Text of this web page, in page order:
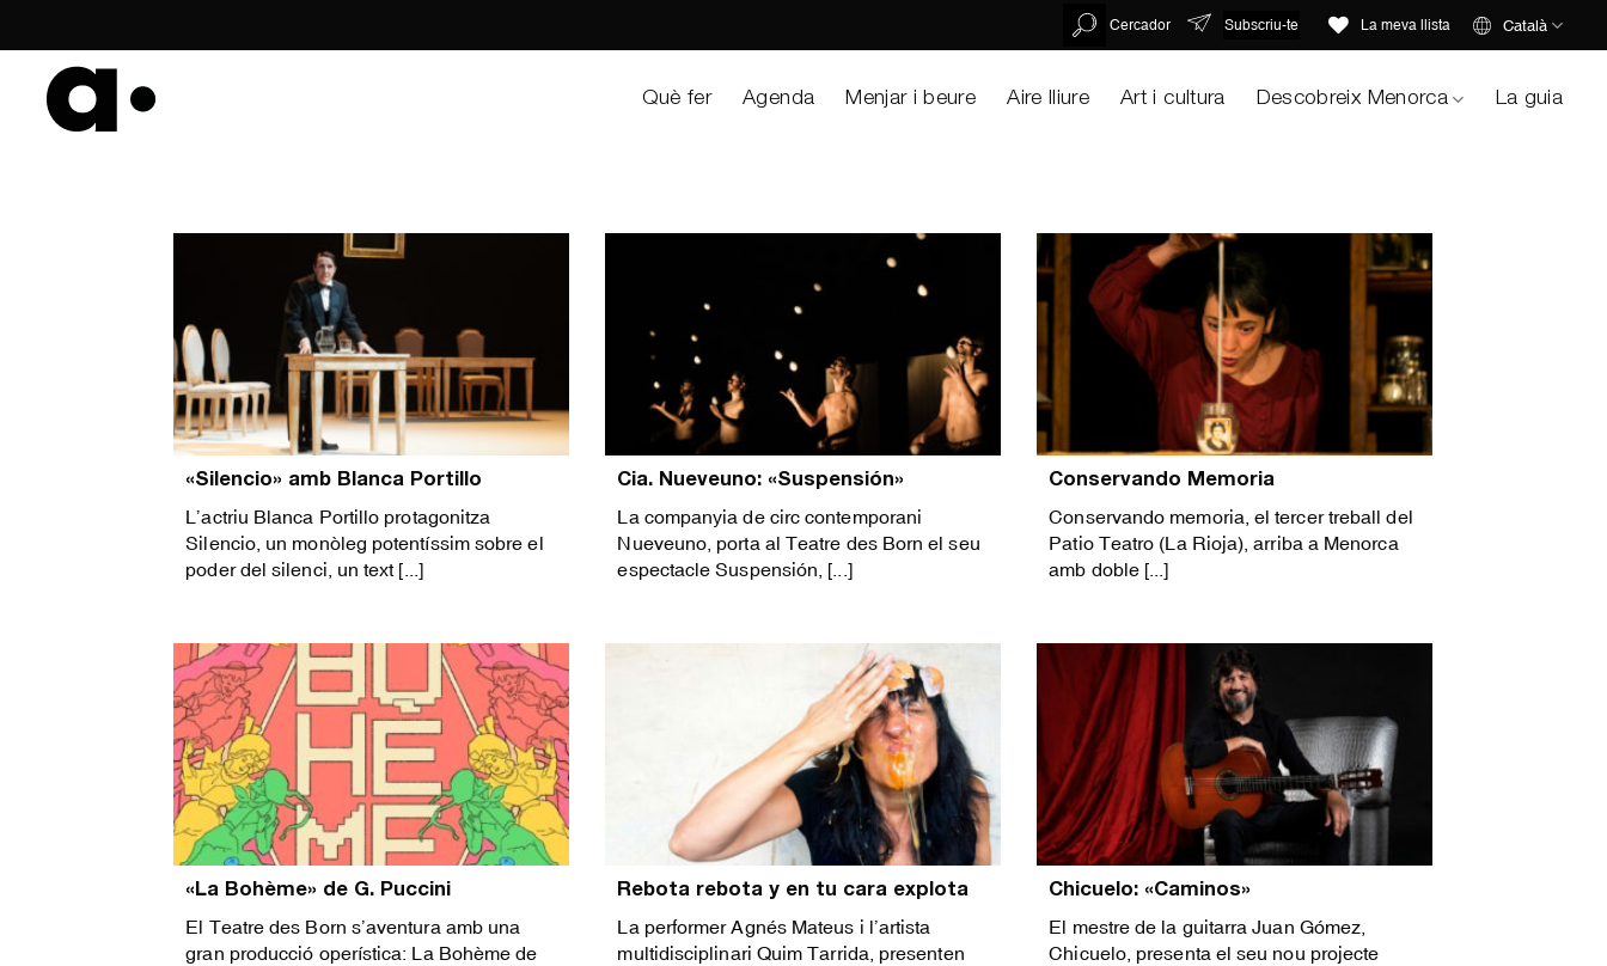
content
Cercador Subscriu-te La meva llista Català
Què fer Agenda Menjar i beure Aire lliure Art i cultura Descobreix Menorca La guia
«Silencio» amb Blanca Portillo
L’actriu Blanca Portillo protagonitza
Silencio, un monòleg potentíssim sobre el
poder del silenci, un text [...]
Cia. Nueveuno: «Suspensión»
La companyia de circ contemporani
Nueveuno, porta al Teatre des Born el seu
espectacle Suspensión, [...]
Conservando Memoria
Conservando memoria, el tercer treball del
Patio Teatro (La Rioja), arriba a Menorca
amb doble [...]
«La Bohème» de G. Puccini
El Teatre des Born s’aventura amb una
gran producció operística: La Bohème de
Rebota rebota y en tu cara explota
La performer Agnés Mateus i l’artista
multidisciplinari Quim Tarrida, presenten
Chicuelo: «Caminos»
El mestre de la guitarra Juan Gómez,
Chicuelo, presenta el seu nou projecte